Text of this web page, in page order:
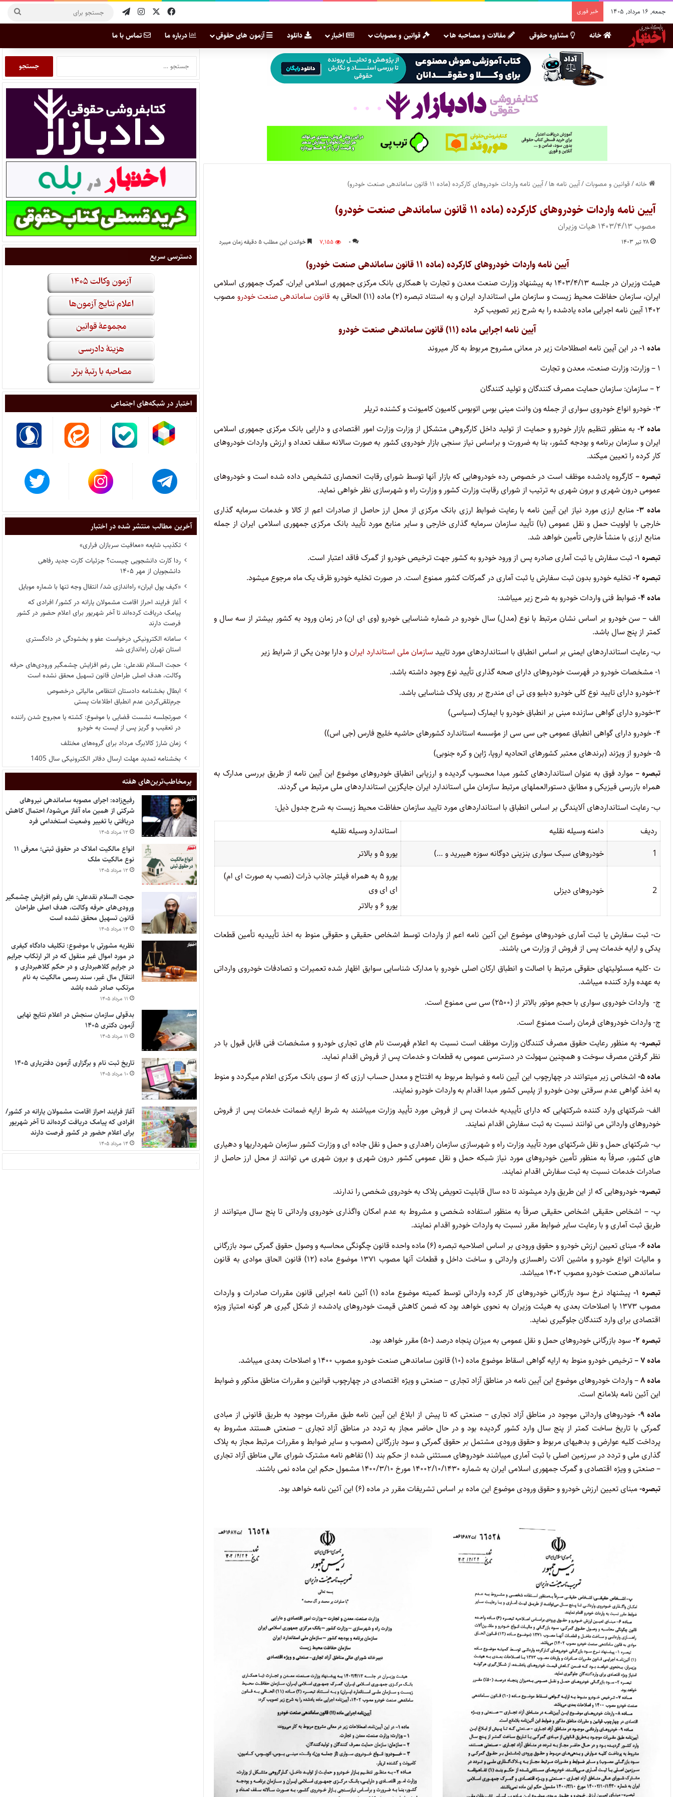
جمعه, ۱۶ مرداد, ۱۴۰۵ خبر فوری
خانه مشاوره حقوقی مقالات و مصاحبه ها قوانین و مصوبات اخبار دانلود آزمون های حقوقی درباره ما تماس با ما
خانه/قوانین و مصوبات/آیین نامه ها/آیین نامه واردات خودروهای کارکرده (ماده ۱۱ قانون ساماندهی صنعت خودرو)
آیین نامه واردات خودروهای کارکرده (ماده ۱۱ قانون ساماندهی صنعت خودرو)
مصوب ۱۴۰۳/۴/۱۳ هیات وزیران
۲۸ تیر ۱۴۰۳ ۰ ۷,۱۵۵ خواندن این مطلب ۵ دقیقه زمان میبرد
آیین نامه واردات خودروهای کارکرده (ماده ۱۱ قانون ساماندهی صنعت خودرو)
هیئت وزیران در جلسه ۱۴۰۳/۴/۱۳ به پیشنهاد وزارت صنعت معدن و تجارت با همکاری بانک مرکزی جمهوری اسلامی ایران، گمرک جمهوری اسلامی
ایران، سازمان حفاظت محیط زیست و سازمان ملی استاندارد ایران و به استناد تبصره (۲) ماده (۱۱) الحاقی به
قانون ساماندهی صنعت خودرو مصوب
۱۴۰۲ آیین نامه اجرایی ماده یادشده را به شرح زیر تصویب کرد
آیین نامه اجرایی ماده (۱۱) قانون ساماندهی صنعت خودرو
ماده ۱-
در این آیین نامه اصطلاحات زیر در معانی مشروح مربوط به کار میروند
۱ – وزارت: وزارت صنعت، معدن و تجارت
۲ – سازمان: سازمان حمایت مصرف کنندگان و تولید کنندگان
۳- خودرو انواع خودروی سواری از جمله ون وانت مینی بوس اتوبوس کامیون کامیونت و کشنده تریلر
ماده ۲-
به منظور تنظیم بازار خودرو و حمایت از تولید داخل کارگروهی متشکل از وزارت وزارت امور اقتصادی و دارایی بانک مرکزی جمهوری اسلامی
ایران و سازمان برنامه و بودجه کشور، بنا به ضرورت و براساس نیاز سنجی بازار خودروی کشور به صورت سالانه سقف تعداد و ارزش واردات خودروهای
کار کرده را تعیین میکند.
تبصره –کارگروه یادشده موظف است در خصوص رده خودروهایی که بازار آنها توسط شورای رقابت انحصاری تشخیص داده شده است و خودروهای
عمومی درون شهری و برون شهری به ترتیب از شورای رقابت وزارت کشور و وزارت راه و شهرسازی نظر خواهی نماید.
ماده ۳-
منابع ارزی مورد نیاز این آیین نامه با رعایت ضوابط ارزی بانک مرکزی از محل ارز حاصل از صادرات اعم از کالا و خدمات سرمایه گذاری
خارجی با اولویت حمل و نقل عمومی (با) تأیید سازمان سرمایه گذاری خارجی و سایر منابع مورد تأیید بانک مرکزی جمهوری اسلامی ایران از جمله
منابع ارزی با منشأ خارجی تأمین خواهد شد.
تبصره ۱-
ثبت سفارش یا ثبت آماری صادره پس از ورود خودرو به کشور جهت ترخیص خودرو از گمرک فاقد اعتبار است.
تبصره ۲-
تخلیه خودرو بدون ثبت سفارش یا ثبت آماری در گمرکات کشور ممنوع است. در صورت تخلیه خودرو ظرف یک ماه مرجوع میشود.
ماده ۴-
ضوابط فنی واردات خودرو به شرح زیر میباشد:
الف – سن خودرو بر اساس نشان مرتبط با نوع (مدل) سال خودرو در شماره شناسایی خودرو (وی ای ان) در زمان ورود به کشور بیشتر از سه سال و
کمتر از پنج سال باشد.
ب- رعایت استانداردهای ایمنی بر اساس انطباق با استانداردهای مورد تاییدسازمان ملی استاندارد ایران و دارا بودن یکی از شرایط زیر
۱- مشخصات خودرو در فهرست خودروهای دارای صحه گذاری تأیید نوع وجود داشته باشد.
۲-خودرو دارای تایید نوع کلی خودرو دبلیو وی تی ای مندرج بر روی پلاک شناسایی باشد.
۳-خودرو دارای گواهی سازنده مبنی بر انطباق خودرو با ایمارک (سیاسی)
۴- خودرو دارای گواهی انطباق عمومی جی سی سی از مؤسسه استاندارد کشورهای حاشیه خلیج فارس (جی اس))
۵- خودرو از ویژند (برندهای معتبر کشورهای اتحادیه اروپا، ژاپن و کره جنوبی)
تبصره –موارد فوق به عنوان استانداردهای کشور مبدا محسوب گردیده و ارزیابی انطباق خودروهای موضوع این آیین نامه از طریق بررسی مدارک به
همراه بازرسی فیزیکی و مطابق دستورالعملهای مرتبط سازمان ملی استاندارد ایران جایگزین استانداردهای ملی مرتبط می گردند.
ب- رعایت استانداردهای آلایندگی بر اساس انطباق با استانداردهای مورد تایید سازمان حفاظت محیط زیست به شرح جدول ذیل:
ردیف
دامنه وسیله نقلیه
استاندارد وسیله نقلیه
1
خودروهای سبک سواری بنزینی دوگانه سوزه هیبرید و …) یورو ۵ و بالاتر
2 خودروهای دیزلی
یورو ۵ به همراه فیلتر جاذب ذرات (نصب به صورت ای ام)
ای ای وی
یورو ۶ و بالاتر
ت- ثبت سفارش یا ثبت آماری خودروهای موضوع این آئین نامه اعم از واردات توسط اشخاص حقیقی و حقوقی منوط به اخذ تأییدیه تأمین قطعات
یدکی و ارایه خدمات پس از فروش از وزارت می باشند.
ت -کلیه مسئولیتهای حقوقی مرتبط با اصالت و انطباق ارکان اصلی خودرو با مدارک شناسایی سوابق اظهار شده تعمیرات و تصادفات خودروی وارداتی
به عهده وارد کننده میباشد.
ج- واردات خودروی سواری با حجم موتور بالاتر از (۲۵۰۰) سی سی ممنوع است.
ج- واردات خودروهای فرمان راست ممنوع است.
تبصره- به منظور رعایت حقوق مصرف کنندگان وزارت موظف است نسبت به اعلام فهرست نام های تجاری خودرو و مشخصات فنی قابل قبول با در
نظر گرفتن مصرف سوخت و همچنین سهولت در دسترسی عمومی به قطعات و خدمات پس از فروش اقدام نماید.
ماده ۵-
اشخاص زیر میتوانند در چهارچوب این آیین نامه و ضوابط مربوط به افتتاح و معدل حساب ارزی که از سوی بانک مرکزی اعلام میگردد و منوط
به اخذ گواهی عدم سرقتی بودن خودرو از پلیس کشور مبدا اقدام به واردات خودرو نمایند.
الف- شرکتهای وارد کننده شرکتهایی که دارای تأییدیه خدمات پس از فروش مورد تأیید وزارت میباشند به شرط ارایه ضمانت خدمات پس از فروش
خودروهای وارداتی می توانند نسبت به ثبت سفارش اقدام نمایند.
ب- شرکتهای حمل و نقل شرکتهای مورد تأیید وزارت راه و شهرسازی سازمان راهداری و حمل و نقل جاده ای و وزارت کشور سازمان شهرداریها و دهیاری
های کشور، صرفاً به منظور تأمین خودروهای مورد نیاز شبکه حمل و نقل عمومی کشور درون شهری و برون شهری می توانند از محل ارز حاصل از
صادرات خدمات نسبت به ثبت سفارش اقدام نمایند.
تبصره-خودروهایی که از این طریق وارد میشوند تا ده سال قابلیت تعویض پلاک به خودروی شخصی را ندارند.
پ- – اشخاص حقیقی اشخاص حقیقی صرفاً به منظور استفاده شخصی و مشروط به عدم امکان واگذاری خودروی وارداتی تا پنج سال میتوانند از
طریق ثبت آماری و با رعایت سایر ضوابط مقرر نسبت به واردات خودرو اقدام نمایند.
ماده ۶-
مبنای تعیین ارزش خودرو و حقوق ورودی بر اساس اصلاحیه تبصره (۶) ماده واحده قانون چگونگی محاسبه و وصول حقوق گمرکی سود بازرگانی
و مالیات انواع خودرو و ماشین آلات راهسازی وارداتی و ساخت داخل و قطعات آنها مصوب ۱۳۷۱ موضوع ماده (۱۲) قانون الحاق موادی به قانون
ساماندهی صنعت خودرو مصوب ۱۴۰۲ میباشد.
تبصره ۱-
پیشنهاد نرخ سود بازرگانی خودروهای کار کرده وارداتی توسط کمیته موضوع ماده (۱) آئین نامه اجرایی قانون مقررات صادرات و واردات
مصوب ۱۳۷۳ با اصلاحات بعدی به هیئت وزیران به نحوی خواهد بود که ضمن کاهش قیمت خودروهای یادشده از شکل گیری هر گونه امتیاز ویژه
اقتصادی برای وارد کنندگان جلوگیری نماید.
تبصره ۲-
سود بازرگانی خودروهای حمل و نقل عمومی به میزان پنجاه درصد (۵۰) مقرر خواهد بود.
ماده ۷ –
ترخیص خودرو منوط به ارایه گواهی اسقاط موضوع ماده (۱۰) قانون ساماندهی صنعت خودرو مصوب ۱۴۰۰ و اصلاحات بعدی میباشد.
ماده ۸ – واردات خودروهای موضوع این آیین نامه در مناطق آزاد تجاری – صنعتی و ویژه اقتصادی در چهارچوب قوانین و مقررات مناطق مذکور و ضوابط
این آئین نامه بلامانع است.
ماده ۹-
خودروهای وارداتی موجود در مناطق آزاد تجاری – صنعتی که تا پیش از ابلاغ این آیین نامه طبق مقررات موجود به طریق قانونی از مبادی
گمرکی با تاریخ ساخت کمتر از پنج سال وارد کشور گردیده بود و در حال حاضر مجاز به تردد در مناطق آزاد تجاری – صنعتی هستند مشروط به
پرداخت کلیه عوارض و بدهیهای مربوط و حقوق ورودی مشتمل بر حقوق گمرکی و سود بازرگانی (مصوب و سایر ضوابط و مقررات مرتبط مجاز به پلاک
گذاری ملی و تردد در سرزمین اصلی با ثبت آماری میباشند خودروهای مستثنی شده از حکم بند (۱) تفاهم نامه مشترک شورای عالی مناطق آزاد تجاری
– صنعتی و ویژه اقتصادی و گمرک جمهوری اسلامی ایران به شماره ۱۴۰۰۲/۱۰/۱۴۳۰ مورخ ۱۴۰۰/۳/۱۰ مشمول حکم این ماده نمی باشند.
تبصره-مبنای تعیین ارزش خودرو و حقوق ورودی موضوع این ماده بر اساس تشریفات مقرر در ماده (۶) این آئین نامه خواهد بود.
دسترسی سریع
اختبار در شبکه‌های اجتماعی
آخرین مطالب منتشر شده در اختبار
تکذیب شایعه «معافیت سربازان فراری»
ردا کارت دانشجویی چیست؟ جزئیات کارت جدید رفاهی
دانشجویان از مهر ۱۴۰۵
«کیف پول ایران» راه‌اندازی شد/ انتقال وجه تنها با شماره موبایل
آغاز فرایند احراز اقامت مشمولان یارانه در کشور/ افرادی که
پیامک دریافت کرده‌اند تا آخر شهریور برای اعلام حضور در کشور
فرصت دارند
سامانه الکترونیکی درخواست عفو و بخشودگی در دادگستری
استان تهران راه‌اندازی شد
حجت السلام نقدعلی: علی رغم افزایش چشمگیر ورودی‌های حرفه
وکالت، هدف اصلی طراحان قانون تسهیل محقق نشده است
ابطال بخشنامه دادستان انتظامی مالیاتی درخصوص
جرم‌تلقی‌کردن عدم انطباق اطلاعات پستی
صورتجلسه نشست قضایی با موضوع: کشته یا مجروح شدن راننده
در تعقیب و گریز پس از ایست به خودرو
زمان شارژ کالابرگ مرداد برای گروه‌های مختلف
بخشنامه تمدید مهلت ارسال دفاتر الکترونیکی سال 1405
پر‌مخاطب‌ترین‌های هفته
رفیع‌زاده: اجرای مصوبه ساماندهی نیروهای
شرکتی از همین ماه آغاز می‌شود/ احتمال کاهش
دریافتی با تغییر وضعیت استخدامی فرد
۱۲ مرداد ۱۴۰۵
انواع مالکیت املاک در حقوق ثبتی؛ معرفی ۱۱
نوع مالکیت ملک
۱۲ مرداد ۱۴۰۵
حجت السلام نقدعلی: علی رغم افزایش چشمگیر
ورودی‌های حرفه وکالت، هدف اصلی طراحان
قانون تسهیل محقق نشده است
۱۴ مرداد ۱۴۰۵
نظریه مشورتی با موضوع: تکلیف دادگاه کیفری
در مورد اموال غیر منقول که در اثر ارتکاب جرایم
در جرایم کلاهبرداری و در حکم کلاهبرداری و
انتقال مال غیر، سند رسمی مالکیت به نام
مرتکب صادر شده باشد
۱۱ مرداد ۱۴۰۵
بدقولی سازمان سنجش در اعلام نتایج نهایی
آزمون دکتری ۱۴۰۵
۱۱ مرداد ۱۴۰۵
تاریخ ثبت نام و برگزاری آزمون دفتریاری ۱۴۰۵
۱۰ مرداد ۱۴۰۵
آغاز فرایند احراز اقامت مشمولان یارانه در کشور/
افرادی که پیامک دریافت کرده‌اند تا آخر شهریور
برای اعلام حضور در کشور فرصت دارند
۱۴ مرداد ۱۴۰۵